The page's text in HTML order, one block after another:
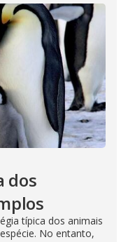
dos
típica dos animais
No entanto,